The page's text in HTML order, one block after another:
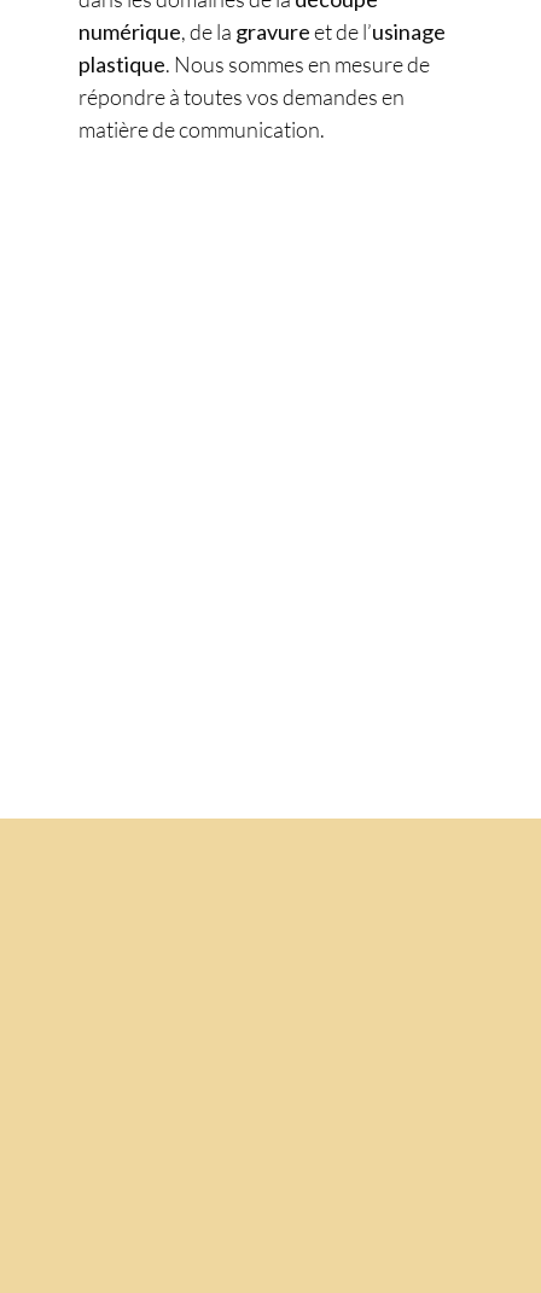
numérique, de la gravureet de l’usinage
plastique. Nous sommes en mesure de
répondre à toutes vos demandes en
matière de communication.